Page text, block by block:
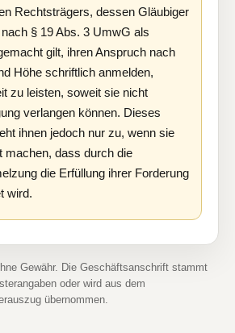
Rechtsträgers, dessen Gläubiger
§ 19 Abs. 3 UmwG als
gilt, ihren Anspruch nach
Höhe schriftlich anmelden,
zu leisten, soweit sie nicht
verlangen können. Dieses
ihnen jedoch nur zu, wenn sie
machen, dass durch die
die Erfüllung ihrer Forderung
wird.
Gewähr. Die Geschäftsanschrift stammt
oder wird aus dem
übernommen.